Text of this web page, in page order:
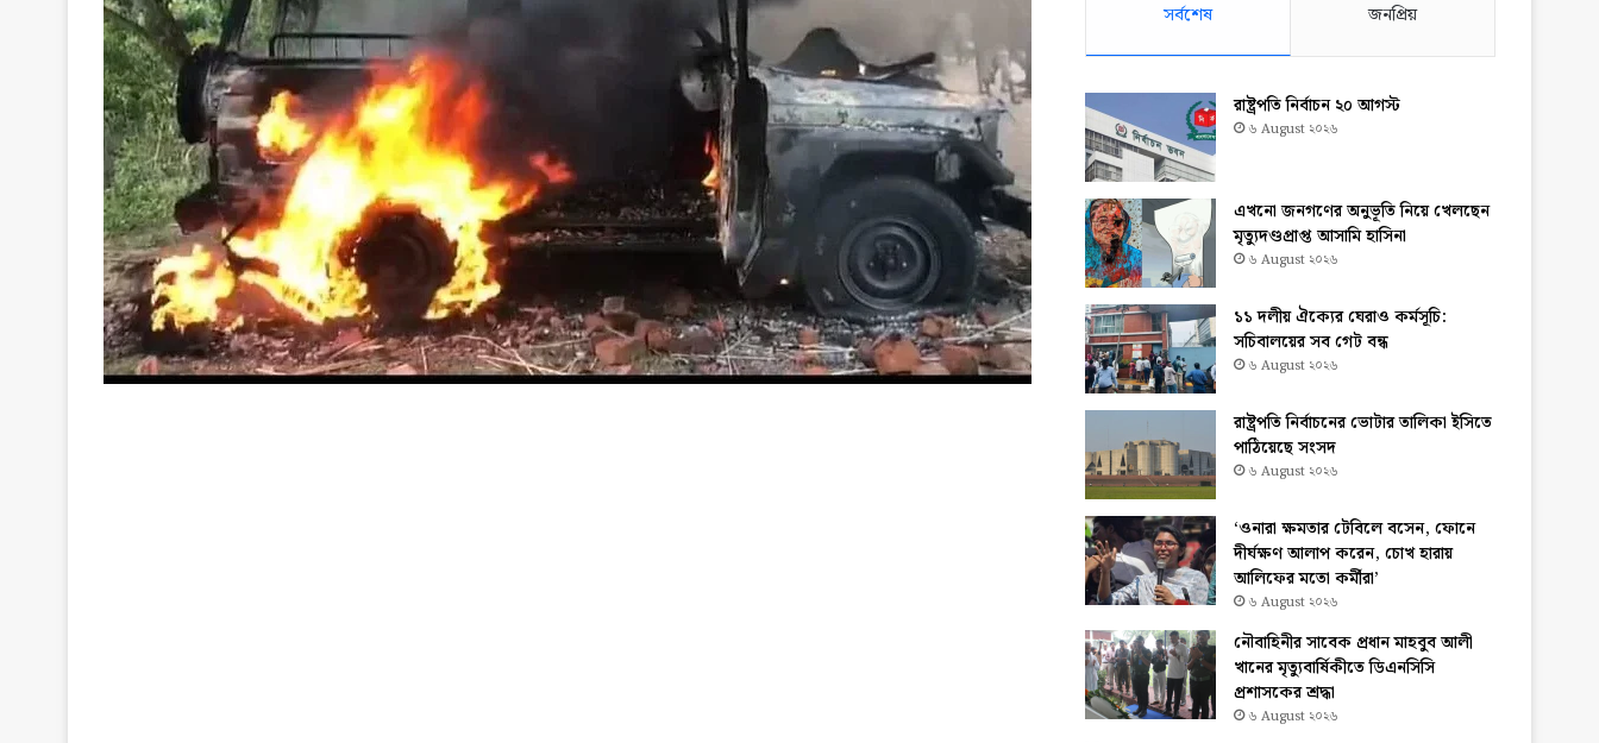
সর্বশেষ জনপ্রিয়
রাষ্ট্রপতি নির্বাচন ২০ আগস্ট
৬ August ২০২৬
এখনো জনগণের অনুভূতি নিয়ে খেলছেন
মৃত্যুদণ্ডপ্রাপ্ত আসামি হাসিনা
৬ August ২০২৬
১১ দলীয় ঐক্যের ঘেরাও কর্মসূচি:
সচিবালয়ের সব গেট বন্ধ
৬ August ২০২৬
রাষ্ট্রপতি নির্বাচনের ভোটার তালিকা ইসিতে
পাঠিয়েছে সংসদ
৬ August ২০২৬
‘ওনারা ক্ষমতার টেবিলে বসেন, ফোনে
দীর্ঘক্ষণ আলাপ করেন, চোখ হারায়
আলিফের মতো কর্মীরা’
৬ August ২০২৬
নৌবাহিনীর সাবেক প্রধান মাহবুব আলী
খানের মৃত্যুবার্ষিকীতে ডিএনসিসি
প্রশাসকের শ্রদ্ধা
৬ August ২০২৬